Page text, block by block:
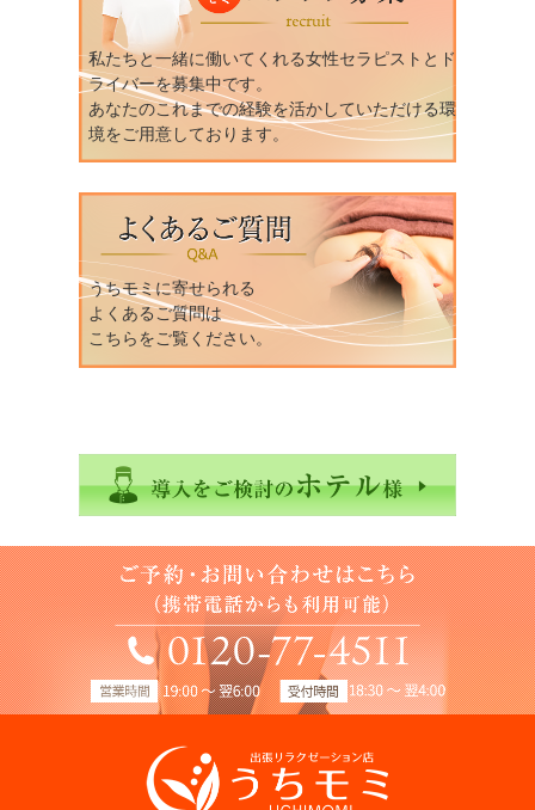
私たちと一緒に働いてくれる女性セラピストとド
ライバーを募集中です。
あなたのこれまでの経験を活かしていただける環
境をご用意しております。
うちモミに寄せられる
よくあるご質問は
こちらをご覧ください。